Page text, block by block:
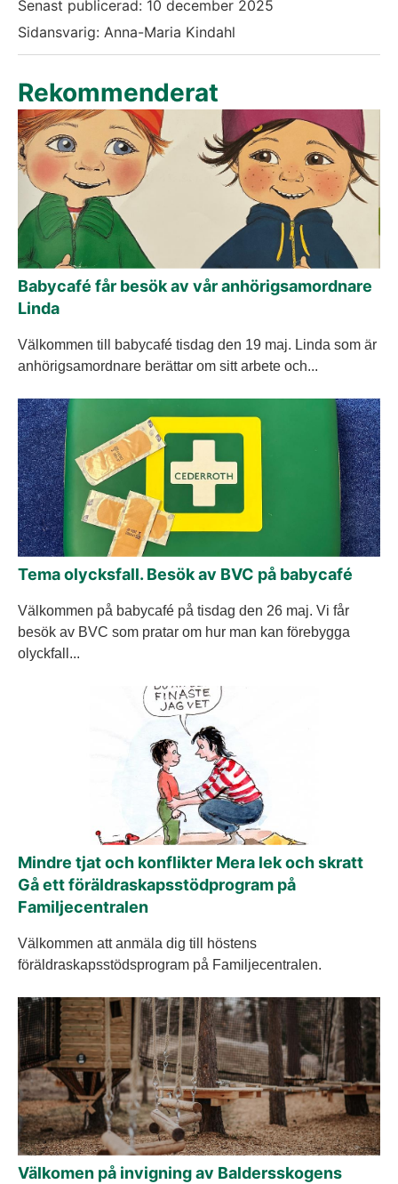
Senast publicerad: 10 december 2025
Sidansvarig: Anna-Maria Kindahl
Rekommenderat
Babycafé får besök av vår anhörigsamordnare
Linda
Välkommen till babycafé tisdag den 19 maj. Linda som är
anhörigsamordnare berättar om sitt arbete och...
Tema olycksfall. Besök av BVC på babycafé
Välkommen på babycafé på tisdag den 26 maj. Vi får
besök av BVC som pratar om hur man kan förebygga
olyckfall...
Mindre tjat och konflikter Mera lek och skratt
Gå ett föräldraskapsstödprogram på
Familjecentralen
Välkommen att anmäla dig till höstens
föräldraskapsstödsprogram på Familjecentralen.
Välkomen på invigning av Baldersskogens